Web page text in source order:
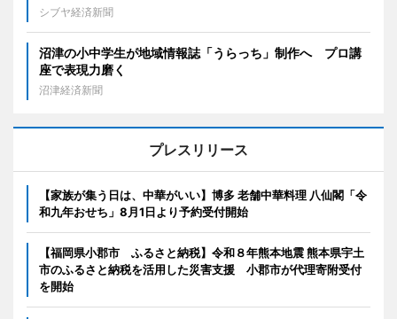
シブヤ経済新聞
沼津の小中学生が地域情報誌「うらっち」制作へ プロ講
座で表現力磨く
沼津経済新聞
プレスリリース
【家族が集う日は、中華がいい】博多 老舗中華料理 八仙閣「令
和九年おせち」8月1日より予約受付開始
【福岡県小郡市 ふるさと納税】令和８年熊本地震 熊本県宇土
市のふるさと納税を活用した災害支援 小郡市が代理寄附受付
を開始